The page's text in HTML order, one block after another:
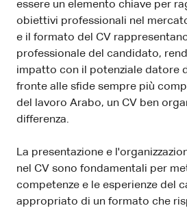
essere un elemento chiave per
obiettivi professionali nel
e il formato del CV
professionale del candidato,
impatto con il potenziale datore
fronte alle sfide sempre più
del lavoro Arabo, un CV ben
differenza.
La presentazione e
nel CV sono fondamentali per
competenze e le esperienze del
appropriato di un formato che